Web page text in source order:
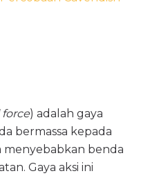
) adalah gaya
bermassa kepada
menyebabkan benda
Gaya aksi ini